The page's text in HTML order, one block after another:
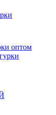
оптом